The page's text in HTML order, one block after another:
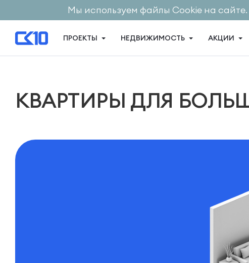
Мы используем файлы Cookie на
ПРОЕКТЫ НЕДВИЖИМОСТЬ АКЦИИ
КВАРТИРЫ ДЛЯ